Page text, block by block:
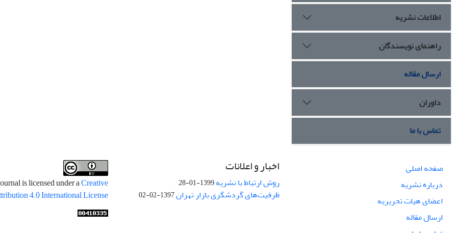
اطلاعات نشریه
راهنمای نویسندگان
ارسال مقاله
داوران
تماس با ما
صفحه اصلی
درباره نشریه
اعضای هیات تحریریه
ارسال مقاله
اخبار و اعلانات
روش ارتباط با نشریه1399-01-28
ظرفیت‌های گردشگری بازار تهران1397-02-02
is licensed under aCreative
4.0 International License